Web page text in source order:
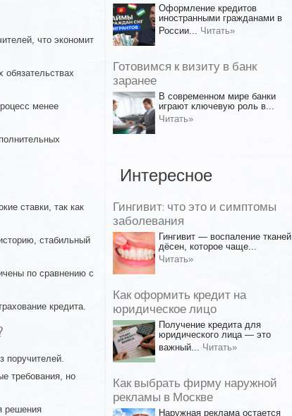
что экономит
менее
ставки, так как
стабильный
по сравнению с
кредита.
поручителей.
требования, но
решения
Оформление кредитов
иностранными гражданами в
России... Читать»
Готовимся к визиту в банк
заранее
В современном мире банки
играют ключевую роль в...
Читать»
Интересное
Гингивит: что это и симптомы
заболевания
Гингивит — воспаление тканей
дёсен, которое чаще...
Читать»
Как оформить кредит на
юридическое лицо
Получение кредита для
юридического лица — это
важный... Читать»
Как выбрать фирму наружной
рекламы в Москве
Наружная реклама остается